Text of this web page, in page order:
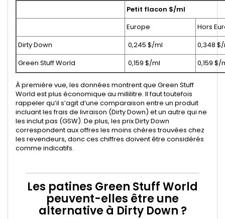
Petit flacon $/ml
Europe
Hors
Dirty Down
0,245 $/ml
0,348
Green Stuff World
0,159 $/ml 0,159
À première vue, les données montrent que Green Stuff
World est plus économique au millilitre. Il faut toutefois
rappeler qu’il s’agit d’une comparaison entre un produit
incluant les frais de livraison (Dirty Down) et un autre qui ne
les inclut pas (GSW). De plus, les prix Dirty Down
correspondent aux offres les moins chères trouvées chez
les revendeurs, donc ces chiffres doivent être considérés
comme indicatifs.
Les patines Green Stuff World
peuvent-elles être une
alternative à Dirty Down ?